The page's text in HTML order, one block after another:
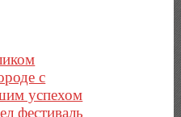
с
успехом
фестиваль